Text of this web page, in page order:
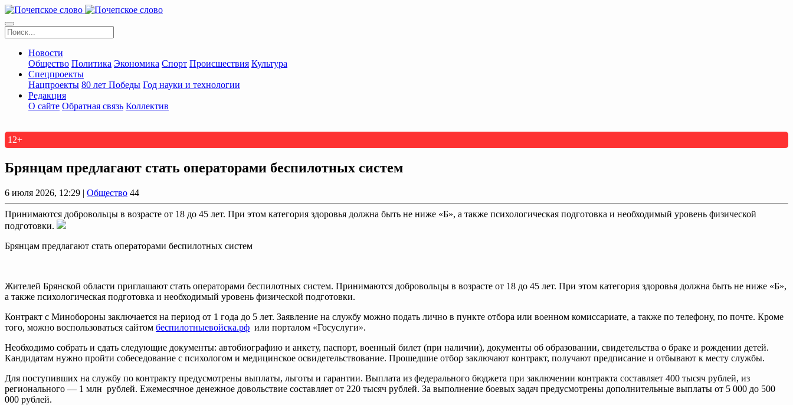
Новости
Общество Политика Экономика Спорт Происшествия Культура
Спецпроекты
Нацпроекты 80 лет Победы Год науки и технологии
Редакция
О сайте Обратная связь Коллектив
12+
Брянцам предлагают стать оперaторами бeспилотных систeм
6 июля 2026, 12:29 | Общество 44
Принимаются добровольцы в возрасте от 18 до 45 лет. При этом категория здоровья должна быть не ниже «Б», а также психологическая подготовка и необходимый уровень физической
подготовки.
Брянцам предлагают стать оперaторами бeспилотных систeм
Жителей Брянской области приглашают стать операторами беспилотных систем. Принимаются добровольцы в возрасте от 18 до 45 лет. При этом категория здоровья должна быть не ниже «Б»,
а также психологическая подготовка и необходимый уровень физической подготовки.
Контракт с Минобороны заключается на период от 1 года до 5 лет. Заявление на службу можно подать лично в пункте отбора или военном комиссариате, а также по телефону, по почте. Кроме
того, можно воспользоваться сайтом беспилотныевойска.рф или порталом «Госуслуги».
Необходимо собрать и сдать следующие документы: автобиографию и анкету, паспорт, военный билет (при наличии), документы об образовании, свидетельства о браке и рождении детей.
Кандидатам нужно пройти собеседование с психологом и медицинское освидетельствование. Прошедшие отбор заключают контракт, получают предписание и отбывают к месту службы.
Для поступивших на службу по контракту предусмотрены выплаты, льготы и гарантии. Выплата из федерального бюджета при заключении контракта составляет 400 тысяч рублей, из
регионального — 1 млн рублей. Ежемесячное денежное довольствие составляет от 220 тысяч рублей. За выполнение боевых задач предусмотрены дополнительные выплаты от 5 000 до 500
000 рублей.